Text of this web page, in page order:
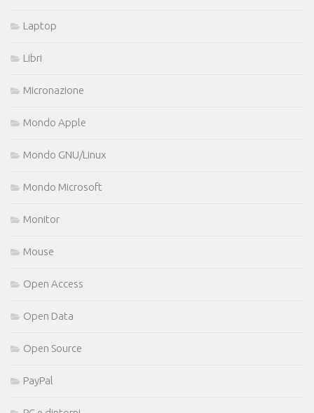
Laptop
Libri
Micronazione
Mondo Apple
Mondo GNU/Linux
Mondo Microsoft
Monitor
Mouse
Open Access
Open Data
Open Source
PayPal